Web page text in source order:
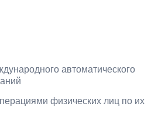
автоматического
физических лиц по их